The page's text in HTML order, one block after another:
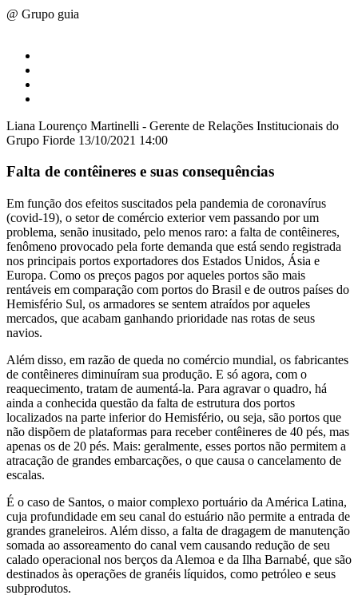
@ Grupo guia
Liana Lourenço Martinelli - Gerente de Relações Institucionais do
Grupo Fiorde 13/10/2021 14:00
Falta de contêineres e suas consequências
Em função dos efeitos suscitados pela pandemia de coronavírus
(covid-19), o setor de comércio exterior vem passando por um
problema, senão inusitado, pelo menos raro: a falta de contêineres,
fenômeno provocado pela forte demanda que está sendo registrada
nos principais portos exportadores dos Estados Unidos, Ásia e
Europa. Como os preços pagos por aqueles portos são mais
rentáveis em comparação com portos do Brasil e de outros países do
Hemisfério Sul, os armadores se sentem atraídos por aqueles
mercados, que acabam ganhando prioridade nas rotas de seus
navios.
Além disso, em razão de queda no comércio mundial, os fabricantes
de contêineres diminuíram sua produção. E só agora, com o
reaquecimento, tratam de aumentá-la. Para agravar o quadro, há
ainda a conhecida questão da falta de estrutura dos portos
localizados na parte inferior do Hemisfério, ou seja, são portos que
não dispõem de plataformas para receber contêineres de 40 pés, mas
apenas os de 20 pés. Mais: geralmente, esses portos não permitem a
atracação de grandes embarcações, o que causa o cancelamento de
escalas.
É o caso de Santos, o maior complexo portuário da América Latina,
cuja profundidade em seu canal do estuário não permite a entrada de
grandes graneleiros. Além disso, a falta de dragagem de manutenção
somada ao assoreamento do canal vem causando redução de seu
calado operacional nos berços da Alemoa e da Ilha Barnabé, que são
destinados às operações de granéis líquidos, como petróleo e seus
subprodutos.